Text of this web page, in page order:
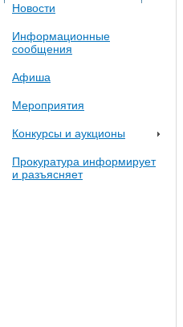
Новости
Информационные
сообщения
Афиша
Мероприятия
Конкурсы и аукционы
Прокуратура информирует
и разъясняет